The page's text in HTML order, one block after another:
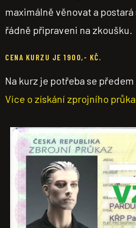
maximálně věnovat a postará
řádně připraveni na zkoušku.
CENA KURZU JE 1900,- KČ.
Na kurz je potřeba se
Více o získání zprojního